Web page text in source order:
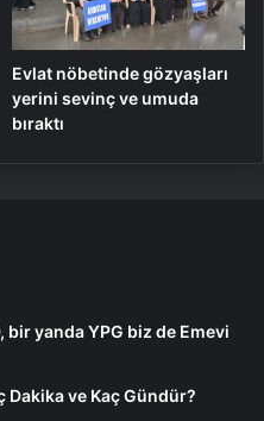
Evlat nöbetinde gözyaşları
yerini sevinç ve umuda
bıraktı
bir yanda YPG biz de Emevi
Dakika ve Kaç Gündür?